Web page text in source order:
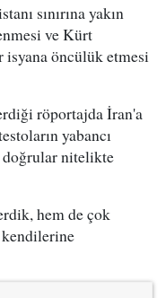
sınırına yakın
ve Kürt
isyana öncülük etmesi
röportajda İran'a
yabancı
doğrular nitelikte
hem de çok